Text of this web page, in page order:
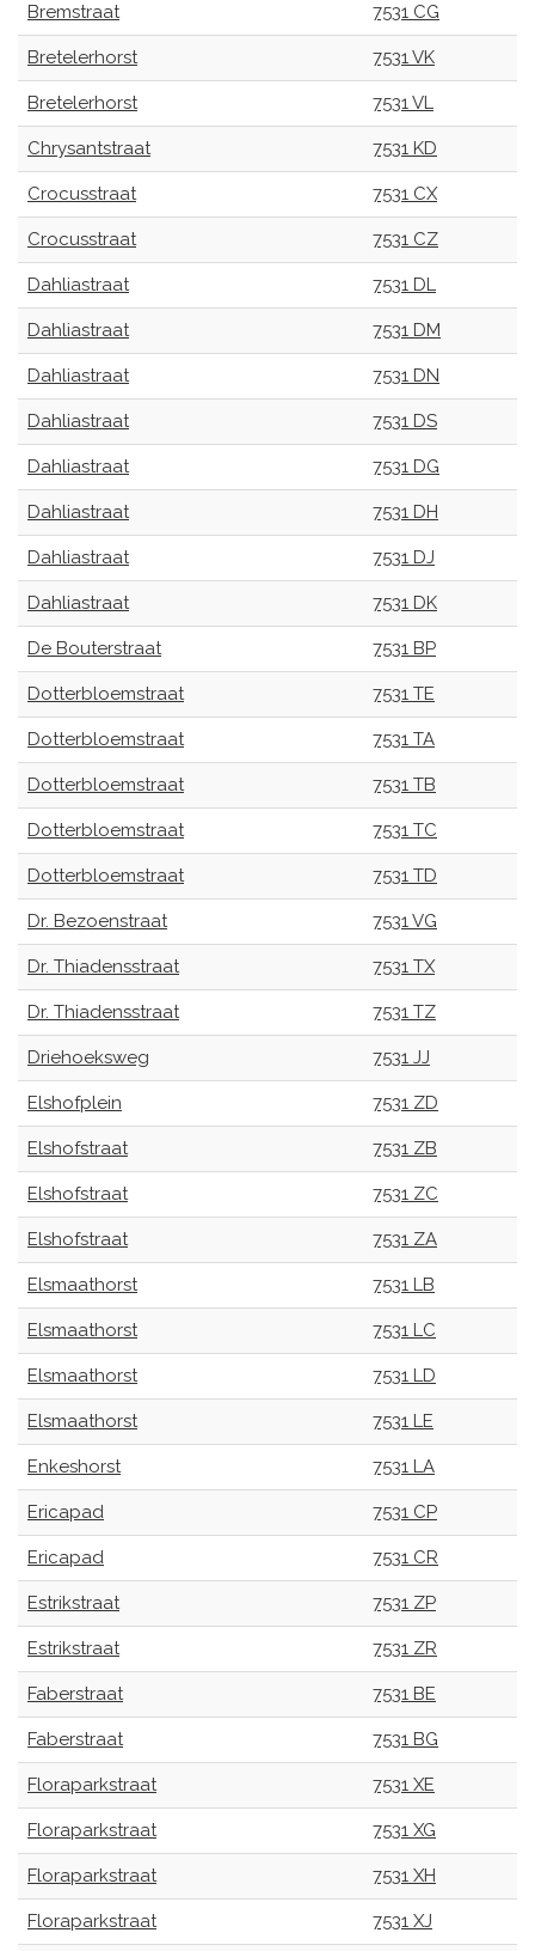
Bremstraat 7531 CG
Bretelerhorst 7531 VK
Bretelerhorst 7531 VL
Chrysantstraat 7531 KD
Crocusstraat 7531 CX
Crocusstraat 7531 CZ
Dahliastraat 7531 DL
Dahliastraat 7531 DM
Dahliastraat 7531 DN
Dahliastraat 7531 DS
Dahliastraat 7531 DG
Dahliastraat 7531 DH
Dahliastraat 7531 DJ
Dahliastraat 7531 DK
De Bouterstraat 7531 BP
Dotterbloemstraat 7531 TE
Dotterbloemstraat 7531 TA
Dotterbloemstraat 7531 TB
Dotterbloemstraat 7531 TC
Dotterbloemstraat 7531 TD
Dr. Bezoenstraat 7531 VG
Dr. Thiadensstraat 7531 TX
Dr. Thiadensstraat 7531 TZ
Driehoeksweg 7531 JJ
Elshofplein 7531 ZD
Elshofstraat 7531 ZB
Elshofstraat 7531 ZC
Elshofstraat 7531 ZA
Elsmaathorst 7531 LB
Elsmaathorst 7531 LC
Elsmaathorst 7531 LD
Elsmaathorst 7531 LE
Enkeshorst 7531 LA
Ericapad 7531 CP
Ericapad 7531 CR
Estrikstraat 7531 ZP
Estrikstraat 7531 ZR
Faberstraat 7531 BE
Faberstraat 7531 BG
Floraparkstraat 7531 XE
Floraparkstraat 7531 XG
Floraparkstraat 7531 XH
Floraparkstraat 7531 XJ